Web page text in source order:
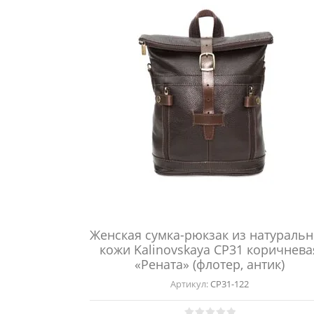
Женская сумка-рюкзак из
кожи Kalinovskaya СР31
«Рената» (флотер, антик)
Артикул:СР31-122